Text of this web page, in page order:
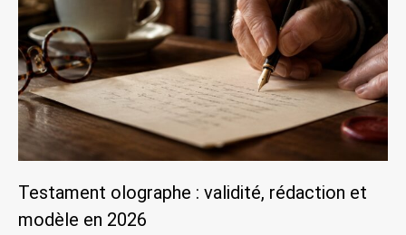
Testament olographe : validité, rédaction et
modèle en 2026